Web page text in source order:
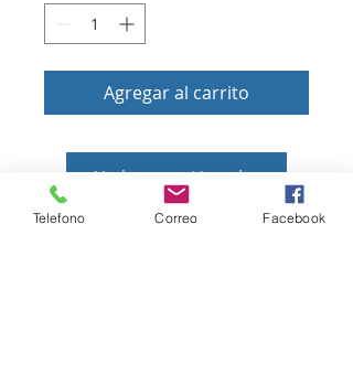
Agregar al carrito
Volver a tienda
Telefono Correo Facebook